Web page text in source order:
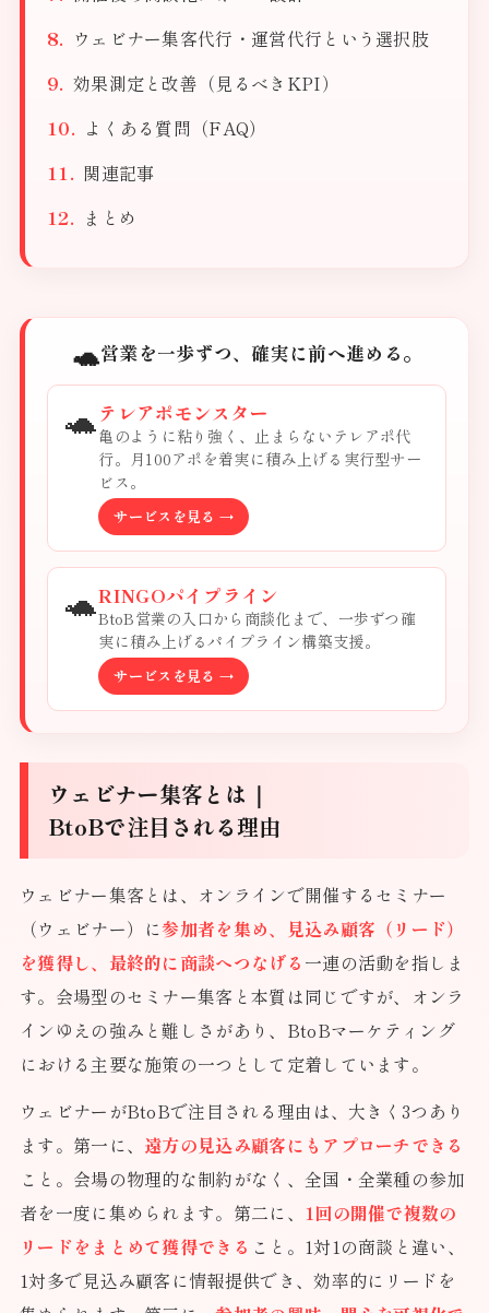
ウェビナー集客代行・運営代行という選択肢
効果測定と改善（見るべきKPI）
よくある質問（FAQ）
関連記事
まとめ
🐢営業を一歩ずつ、確実に前へ進める。
🐢 テレアポモンスター
亀のように粘り強く、止まらないテレアポ代
行。月100アポを着実に積み上げる実行型サー
ビス。
サービスを見る →
🐢RINGOパイプライン
BtoB営業の入口から商談化まで、一歩ずつ確
実に積み上げるパイプライン構築支援。
サービスを見る →
ウェビナー集客とは｜
BtoBで注目される理由
ウェビナー集客とは、オンラインで開催するセミナー
（ウェビナー）に参加者を集め、見込み顧客（リード）
を獲得し、最終的に商談へつなげる 一連の活動を指しま
す。会場型のセミナー集客と本質は同じですが、オンラ
インゆえの強みと難しさがあり、BtoBマーケティング
における主要な施策の一つとして定着しています。
ウェビナーがBtoBで注目される理由は、大きく3つあり
ます。第一に、 遠方の見込み顧客にもアプローチできる
こと。会場の物理的な制約がなく、全国・全業種の参加
者を一度に集められます。第二に、 1回の開催で複数の
リードをまとめて獲得できる こと。1対1の商談と違い、
1対多で見込み顧客に情報提供でき、効率的にリードを